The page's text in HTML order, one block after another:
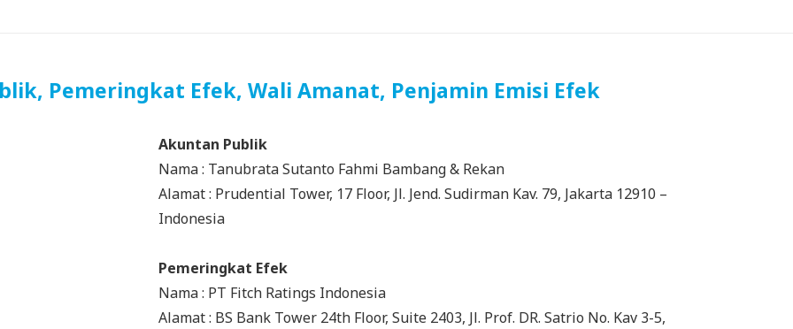
Pemeringkat Efek, Wali Amanat, Penjamin Emisi Efek
Akuntan Publik
Nama : Tanubrata Sutanto Fahmi Bambang & Rekan
Alamat : Prudential Tower, 17 Floor, Jl. Jend. Sudirman Kav. 79, Jakarta 12910 –
Indonesia
Pemeringkat Efek
Nama : PT Fitch Ratings Indonesia
Alamat : BS Bank Tower 24th Floor, Suite 2403, Jl. Prof. DR. Satrio No. Kav 3-5,